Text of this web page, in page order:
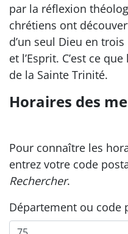
par la réflexion
chrétiens ont
d’un seul Dieu en
et l’Esprit. C’est ce
de la Sainte Trinité.
Horaires des
Pour connaître les
entrez votre code
Rechercher.
Département ou code